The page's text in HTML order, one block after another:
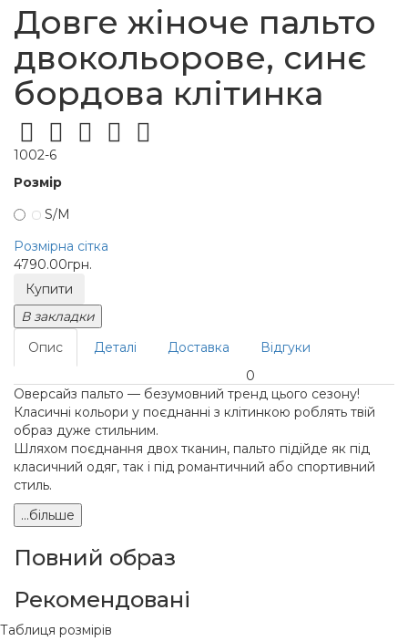
Довге жіноче пальто
двокольорове, синє
бордова клітинка
1002-6
Розмір
S/M
Розмірна сітка
4790.00грн.
Купити
В закладки
Опис
Деталі Доставка
Відгуки
0
Оверсайз пальто — безумовний тренд цього сезону!
Класичні кольори у поєднанні з клітинкою роблять твій
образ дуже стильним.
Шляхом поєднання двох тканин, пальто підійде як під
класичний одяг, так і під романтичний або спортивний
стиль.
...більше
Повний образ
Рекомендовані
Таблиця розмірів